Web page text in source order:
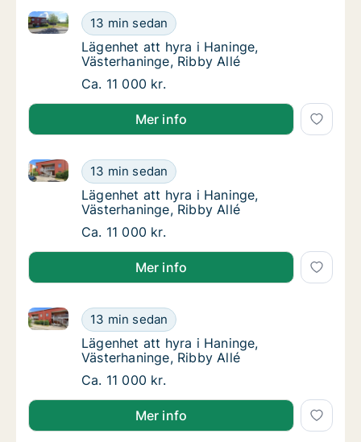
Lägenhet att hyra i Haninge, Västerhaninge,
13 min sedan
Lägenhet att hyra i Haninge, Västerhaninge, Ribby
Lägenhet att hyra i Haninge,
Lägenhet att hyra i Haninge,
Västerhaninge, Ribby Allé
Lägenhet att hyra i Haninge, Västerhaninge,
Ca. 11 000 kr.
Mer info
Lägenhet att hyra i Haninge, Västerhaninge,
13 min sedan
Lägenhet att hyra i Haninge, Västerhaninge, Ribby
Lägenhet att hyra i Haninge,
Lägenhet att hyra i Haninge,
Västerhaninge, Ribby Allé
Lägenhet att hyra i Haninge, Västerhaninge,
Ca. 11 000 kr.
Mer info
Lägenhet att hyra i Haninge, Västerhaninge,
13 min sedan
Lägenhet att hyra i Haninge, Västerhaninge, Ribby
Lägenhet att hyra i Haninge,
Lägenhet att hyra i Haninge,
Västerhaninge, Ribby Allé
Lägenhet att hyra i Haninge, Västerhaninge,
Ca. 11 000 kr.
Mer info